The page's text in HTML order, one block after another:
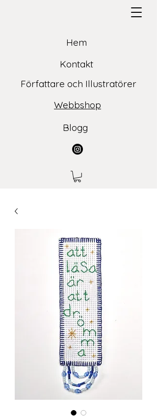
Hem
Kontakt
Webbshop
Författare och Illustratörer
Blogg